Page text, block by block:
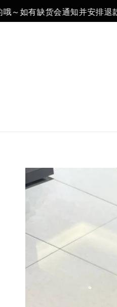
如有缺货会通知并安排退款